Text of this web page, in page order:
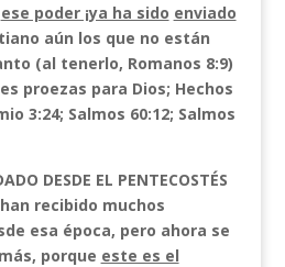
ese poder ¡ya ha sido enviado
aún los que no están
(al tenerlo, Romanos 8:9)
proezas para Dios; Hechos
3:24; Salmos 60:12; Salmos
DESDE EL PENTECOSTÉS
recibido muchos
esa época, pero ahora se
porque este es el